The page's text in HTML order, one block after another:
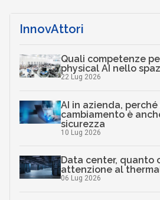
InnovAttori
Quali competenze
physical AI nello
22 Lug 2026
AI in azienda,
cambiamento è
sicurezza
10 Lug 2026
Data center, quanto
attenzione al
06 Lug 2026